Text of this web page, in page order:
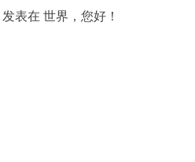
发表在 世界，您好！